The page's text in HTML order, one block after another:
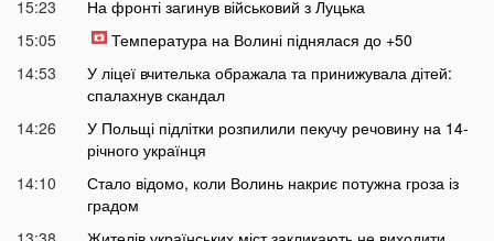
15:23
На фронті загинув військовий з Луцька
15:05
Температура на Волині піднялася до +50
14:53
У ліцеї вчителька ображала та принижувала дітей:
спалахнув скандал
14:26
У Польщі підлітки розпилили пекучу речовину на 14-
річного українця
14:10
Стало відомо, коли Волинь накриє потужна гроза із
градом